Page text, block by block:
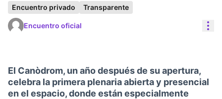
Encuentro privado Transparente
Encuentro oficial
El Canòdrom, un año después de su apertura,
celebra la primera plenaria abierta y presencial
en el espacio, donde están especialmente